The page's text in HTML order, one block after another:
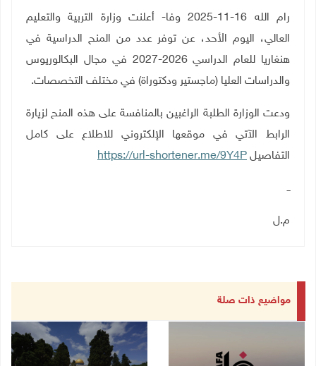
رام الله 16-11-2025 وفا- أعلنت وزارة التربية والتعليم
العالي، اليوم الأحد، عن توفر عدد من المنح الدراسية في
هنغاريا للعام الدراسي 2026-2027 في مجال البكالوريوس
والدراسات العليا (ماجستير ودكتوراة) في مختلف التخصصات.
ودعت الوزارة الطلبة الراغبين بالمنافسة على هذه المنح لزيارة
الرابط الآتي في موقعها الإلكتروني للاطلاع على كامل
التفاصيل https://url-shortener.me/9Y4P
ــ
م.ل
مواضيع ذات صلة